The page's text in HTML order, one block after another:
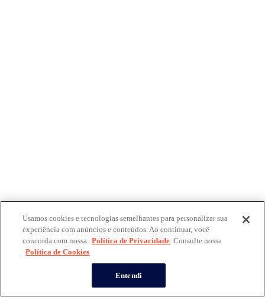
Usamos cookies e tecnologias semelhantes para personalizar sua
experiência com anúncios e conteúdos. Ao continuar, você
concorda com nossa Política de Privacidade. Consulte nossa
Política de Cookies
Entendi